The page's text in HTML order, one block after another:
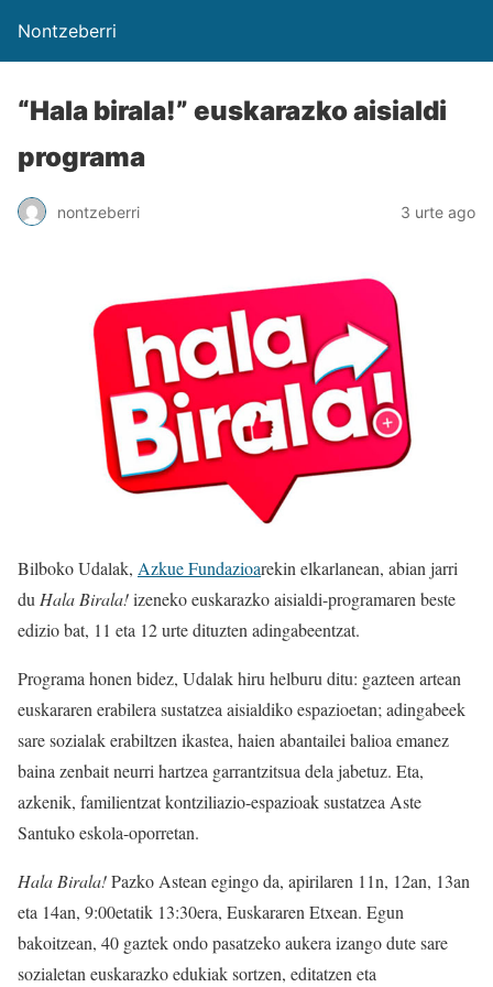
Nontzeberri
“Hala birala!” euskarazko aisialdi
programa
nontzeberri 3 urte ago
Bilboko Udalak, Azkue Fundazioarekin elkarlanean, abian jarri
duHala Birala!izeneko euskarazko aisialdi-programaren beste
edizio bat, 11 eta 12 urte dituzten adingabeentzat.
Programa honen bidez, Udalak hiru helburu ditu: gazteen artean
euskararen erabilera sustatzea aisialdiko espazioetan; adingabeek
sare sozialak erabiltzen ikastea, haien abantailei balioa emanez
baina zenbait neurri hartzea garrantzitsua dela jabetuz. Eta,
azkenik, familientzat kontziliazio-espazioak sustatzea Aste
Santuko eskola-oporretan.
Hala Birala!Pazko Astean egingo da, apirilaren 11n, 12an, 13an
eta 14an, 9:00etatik 13:30era, Euskararen Etxean. Egun
bakoitzean, 40 gaztek ondo pasatzeko aukera izango dute sare
sozialetan euskarazko edukiak sortzen, editatzen eta